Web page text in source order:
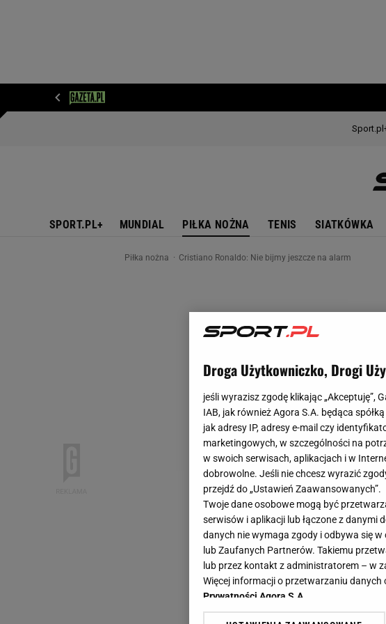
SPORT.PL+ MUNDIAL PIŁKA NOŻNA TENIS SIATKÓWKA
Piłka nożna Cristiano Ronaldo: Nie bijmy jeszcze na alarm
Droga Użytkowniczko, Drogi
jeśli wyrazisz zgodę klikając „Akceptuję”,
IAB, jak również Agora S.A. będąca
jak adresy IP, adresy e-mail czy
marketingowych, w szczególności na
w swoich serwisach, aplikacjach i w
dobrowolne. Jeśli nie chcesz wyrazić
przejdź do „Ustawień Zaawansowanych”.
Twoje dane osobowe mogą być
serwisów i aplikacji lub łączone z danymi
danych nie wymaga zgody i odbywa się
lub Zaufanych Partnerów. Takiemu
lub przez kontakt z administratorem – w
Więcej informacji o przetwarzaniu
Prywatności Agora S.A.